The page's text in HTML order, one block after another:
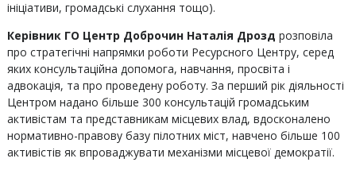
ініціативи, громадські слухання тощо).
Керівник ГО Центр Доброчин Наталія Дрозд розповіла
про стратегічні напрямки роботи Ресурсного Центру, серед
яких консультаційна допомога, навчання, просвіта і
адвокація, та про проведену роботу. За перший рік діяльності
Центром надано більше 300 консультацій громадським
активістам та представникам місцевих влад, вдосконалено
нормативно-правову базу пілотних міст, навчено більше 100
активістів як впроваджувати механізми місцевої демократії.